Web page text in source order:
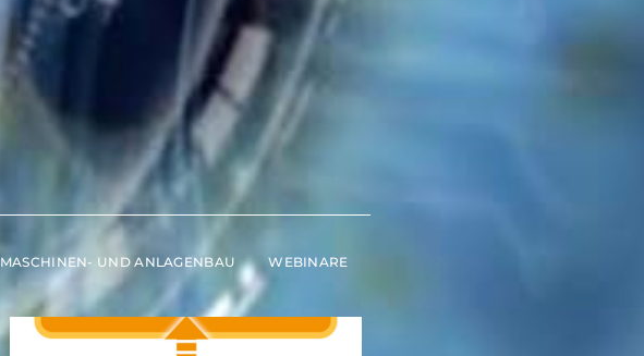
MASCHINEN- UND ANLAGENBAU WEBINARE
Stammdaten